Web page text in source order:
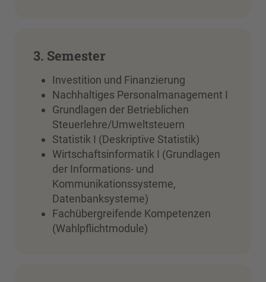
3. Semester
Investition und Finanzierung
Nachhaltiges Personalmanagement I
Grundlagen der Betrieblichen
Steuerlehre/Umweltsteuern
Statistik I (Deskriptive Statistik)
Wirtschaftsinformatik I (Grundlagen
der Informations- und
Kommunikationssysteme,
Datenbanksysteme)
Fachübergreifende Kompetenzen
(Wahlpflichtmodule)